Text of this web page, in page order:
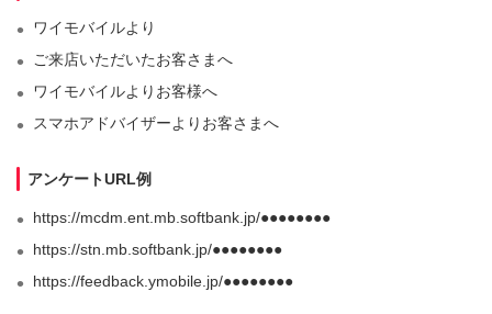
ワイモバイルより
ご来店いただいたお客さまへ
ワイモバイルよりお客様へ
スマホアドバイザーよりお客さまへ
アンケートURL例
https://mcdm.ent.mb.softbank.jp/●●●●●●●●
https://stn.mb.softbank.jp/●●●●●●●●
https://feedback.ymobile.jp/●●●●●●●●